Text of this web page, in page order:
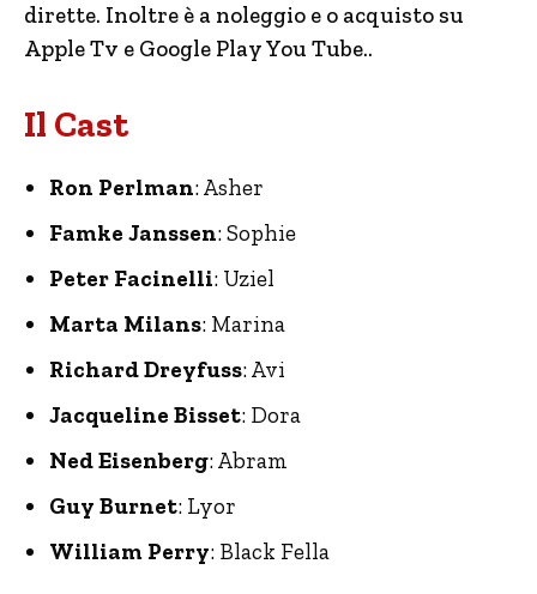
dirette. Inoltre è a noleggio e o acquisto su
Apple Tv e Google Play You Tube..
Il Cast
Ron Perlman: Asher
Famke Janssen: Sophie
Peter Facinelli: Uziel
Marta Milans: Marina
Richard Dreyfuss: Avi
Jacqueline Bisset: Dora
Ned Eisenberg: Abram
Guy Burnet: Lyor
William Perry: Black Fella